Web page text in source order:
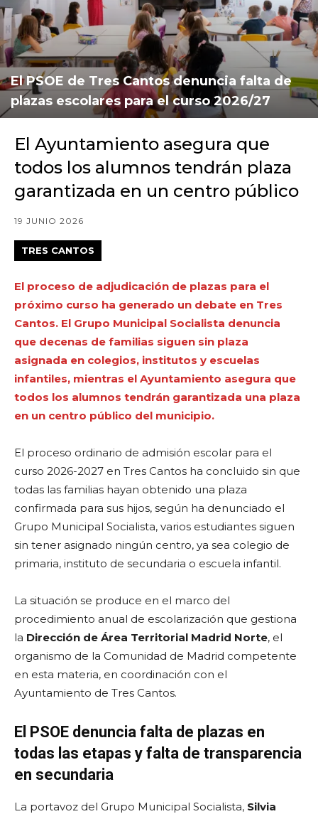
El PSOE de Tres Cantos denuncia falta de
plazas escolares para el curso 2026/27
El Ayuntamiento asegura que
todos los alumnos tendrán plaza
garantizada en un centro público
19 JUNIO 2026
TRES CANTOS
El proceso de adjudicación de plazas para el
próximo curso ha generado un debate en Tres
Cantos. El Grupo Municipal Socialista denuncia
que decenas de familias siguen sin plaza
asignada en colegios, institutos y escuelas
infantiles, mientras el Ayuntamiento asegura que
todos los alumnos tendrán garantizada una plaza
en un centro público del municipio.
El proceso ordinario de admisión escolar para el
curso 2026-2027 en Tres Cantos ha concluido sin que
todas las familias hayan obtenido una plaza
confirmada para sus hijos, según ha denunciado el
Grupo Municipal Socialista, varios estudiantes siguen
sin tener asignado ningún centro, ya sea colegio de
primaria, instituto de secundaria o escuela infantil.
La situación se produce en el marco del
procedimiento anual de escolarización que gestiona
la Dirección de Área Territorial Madrid Norte, el
organismo de la Comunidad de Madrid competente
en esta materia, en coordinación con el
Ayuntamiento de Tres Cantos.
El PSOE denuncia falta de plazas en
todas las etapas y falta de transparencia
en secundaria
La portavoz del Grupo Municipal Socialista, Silvia